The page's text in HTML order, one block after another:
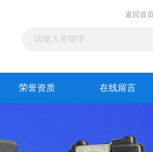
返回首
荣誉资质 在线留言